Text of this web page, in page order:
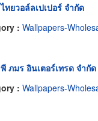
ทยวอล์ลเปเปอร์ จำกัด
: Wallpapers-Wholesale &
ภมร อินเตอร์เทรด จำกัด
: Wallpapers-Wholesale &